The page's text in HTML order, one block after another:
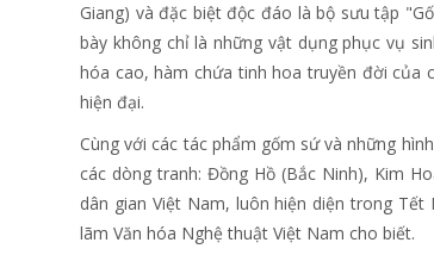
Giang) và đặc biệt độc đáo là bộ sưu tập
bày không chỉ là những vật dụng phục vụ
hóa cao, hàm chứa tinh hoa truyền đời của
hiện đại.
Cùng với các tác phẩm gốm sứ và những
các dòng tranh: Đồng Hồ (Bắc Ninh), Kim
dân gian Việt Nam, luôn hiện diện trong
lãm Văn hóa Nghệ thuật Việt Nam cho biết.